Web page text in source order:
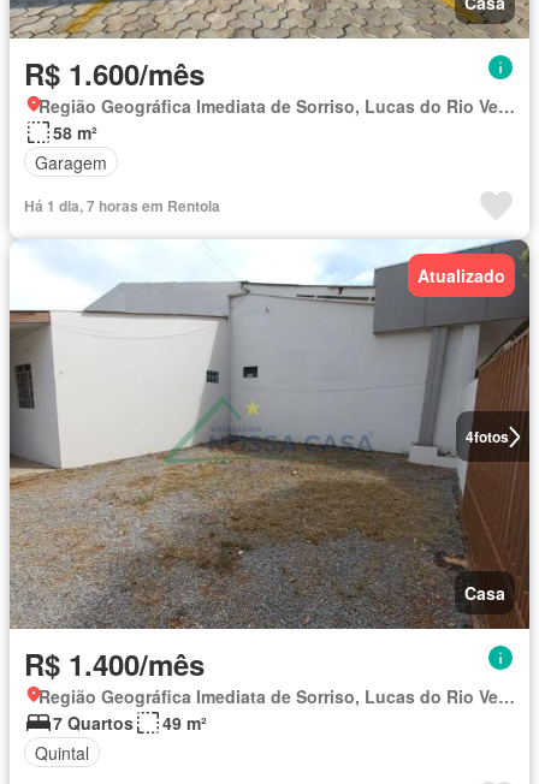
R$ 1.600/mês
Região Geográfica Imediata de Sorriso, Lucas do Rio Verde
58 m²
Garagem
Há 1 dia, 7 horas em Rentola
4fotos
Atualizado
Casa
R$ 1.400/mês
Região Geográfica Imediata de Sorriso, Lucas do Rio Verde
7 Quartos
49 m²
Quintal